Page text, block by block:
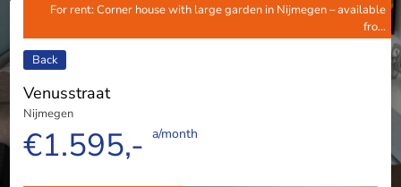
For rent: Corner house with large garden in Nijmegen – available
fro...
Back
Venusstraat
Nijmegen
€1.595,- a/month